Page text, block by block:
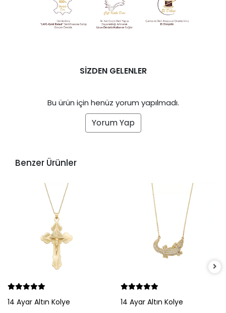
SİZDEN GELENLER
Bu ürün için henüz yorum yapılmadı.
Yorum Yap
Benzer Ürünler
14 Ayar Altın Kolye 14 Ayar Altın Kolye